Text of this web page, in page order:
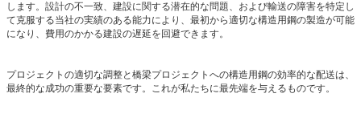
します。設計の不一致、建設に関する潜在的な問題、および輸送の障害を特定し
て克服する当社の実績のある能力により、最初から適切な構造用鋼の製造が可能
になり、費用のかかる建設の遅延を回避できます。
プロジェクトの適切な調整と橋梁プロジェクトへの構造用鋼の効率的な配送は、
最終的な成功の重要な要素です。これが私たちに最先端を与えるものです。